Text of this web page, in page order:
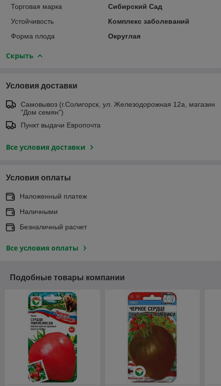
Торговая марка
Сибирский Сад
Устойчивость
Комплекс заболеваний
Форма плода
Округлая
Скрыть
Условия доставки
Самовывоз (г.Солигорск, ул. Железодорожная 12а, магазин
"Дом семян")
Пункт выдачи Европочта
Все условия доставки
Условия оплаты
Наложенный платеж
Наличными
Безналичный расчет
Все условия оплаты
Подобные товары компании